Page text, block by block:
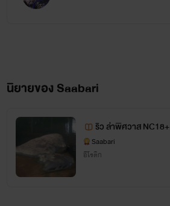
นิยายของ Saabari
ริว ล่าพิศวาส NC18+
Saabari
อีโรติก